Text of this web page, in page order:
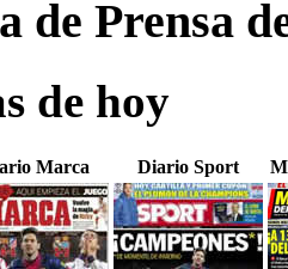
de Prensa
de hoy
Marca Diario Sport